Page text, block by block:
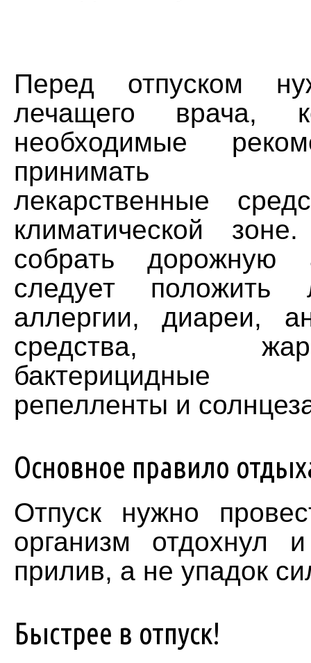
Перед отпуском
лечащего врача,
необходимые
принимать
лекарственные
климатической
собрать дорожную
следует положить
аллергии, диареи,
средства,
репелленты и
Основное правило
Отпуск нужно
организм отдохнул
прилив, а не упадок
Быстрее в отпуск!